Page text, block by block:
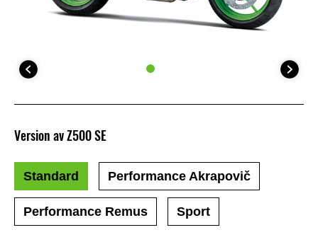
Version av Z500 SE
Standard Performance Akrapovič
Performance Remus Sport